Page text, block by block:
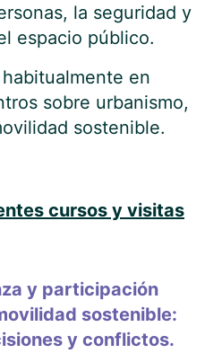
la seguridad y
espacio público.
en
sobre urbanismo,
sostenible.
cursos y visitas
y participación
sostenible:
y conflictos.